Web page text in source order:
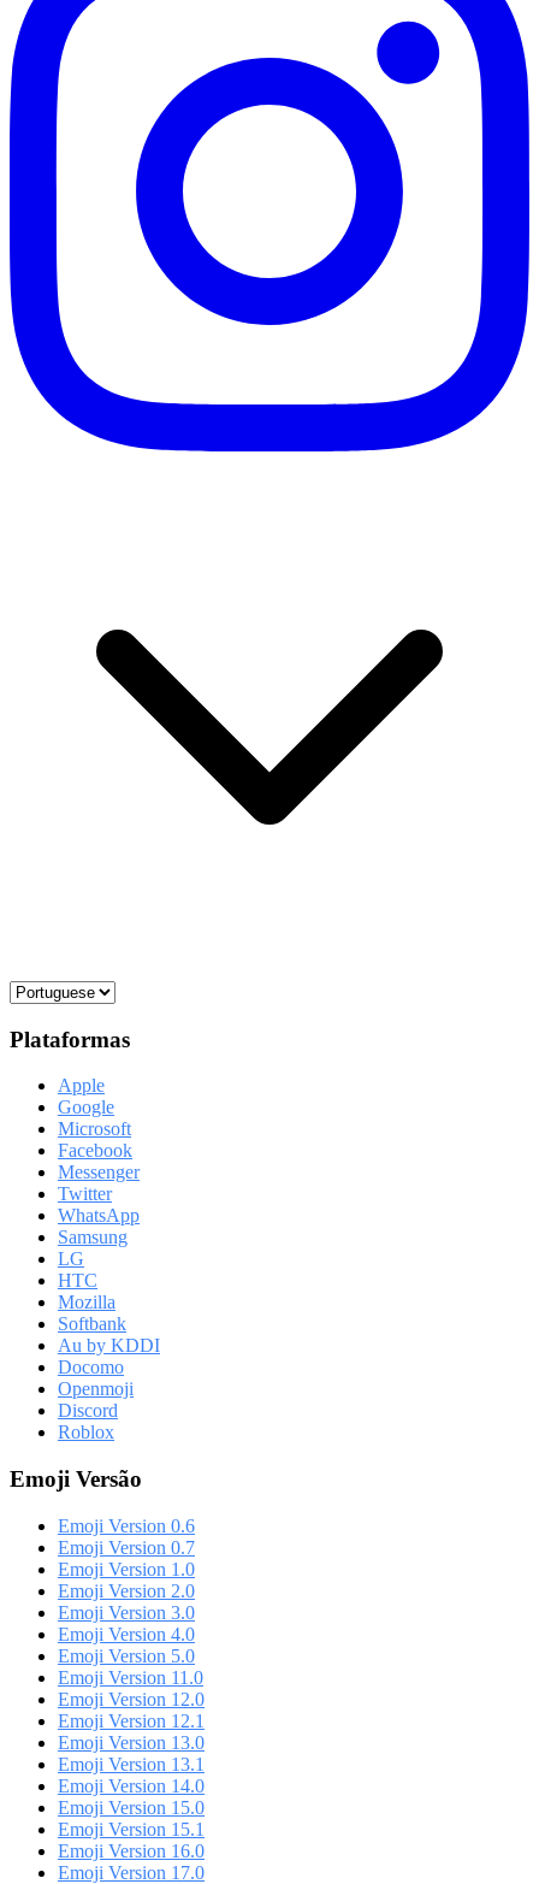
Plataformas
Apple
Google
Microsoft
Facebook
Messenger
Twitter
WhatsApp
Samsung
LG
HTC
Mozilla
Softbank
Au by KDDI
Docomo
Openmoji
Discord
Roblox
Emoji Versão
Emoji Version 0.6
Emoji Version 0.7
Emoji Version 1.0
Emoji Version 2.0
Emoji Version 3.0
Emoji Version 4.0
Emoji Version 5.0
Emoji Version 11.0
Emoji Version 12.0
Emoji Version 12.1
Emoji Version 13.0
Emoji Version 13.1
Emoji Version 14.0
Emoji Version 15.0
Emoji Version 15.1
Emoji Version 16.0
Emoji Version 17.0